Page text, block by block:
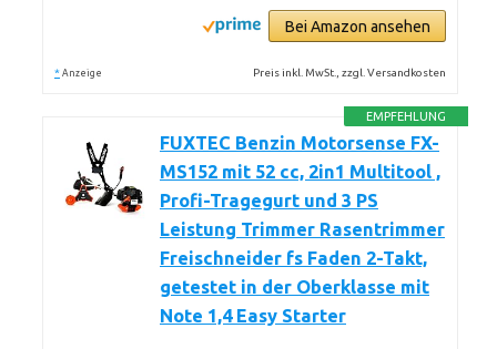
Bei Amazon ansehen
* Anzeige Preis inkl. MwSt., zzgl. Versandkosten
EMPFEHLUNG
FUXTEC Benzin Motorsense FX-
MS152 mit 52 cc, 2in1 Multitool ,
Profi-Tragegurt und 3 PS
Leistung Trimmer Rasentrimmer
Freischneider fs Faden 2-Takt,
getestet in der Oberklasse mit
Note 1,4 Easy Starter